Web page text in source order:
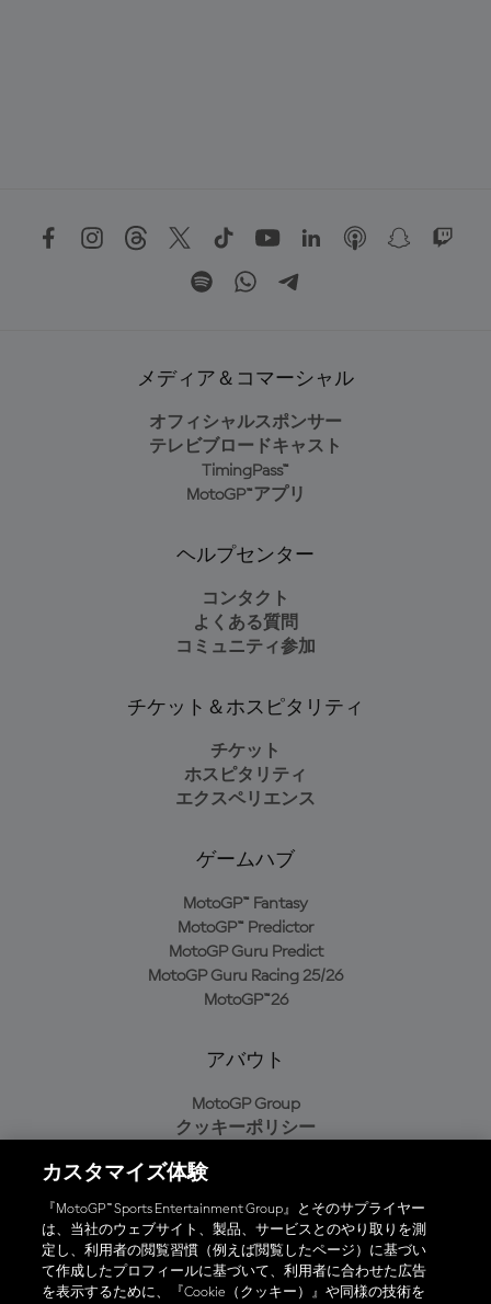
メディア＆コマーシャル
オフィシャルスポンサー
テレビブロードキャスト
TimingPass™
MotoGP™アプリ
ヘルプセンター
コンタクト
よくある質問
コミュニティ参加
チケット＆ホスピタリティ
チケット
ホスピタリティ
エクスペリエンス
ゲームハブ
MotoGP™ Fantasy
MotoGP™ Predictor
MotoGP Guru Predict
MotoGP Guru Racing 25/26
MotoGP™26
アバウト
MotoGP Group
クッキーポリシー
プライバシーポリシー
購入ポリシー
オフィシャルアプリ
カスタマイズ体験
『MotoGP™ Sports Entertainment Group』とそのサプライヤー
は、当社のウェブサイト、製品、サービスとのやり取りを測
定し、利用者の閲覧習慣（例えば閲覧したページ）に基づい
て作成したプロフィールに基づいて、利用者に合わせた広告
を表示するために、『Cookie（クッキー）』や同様の技術を